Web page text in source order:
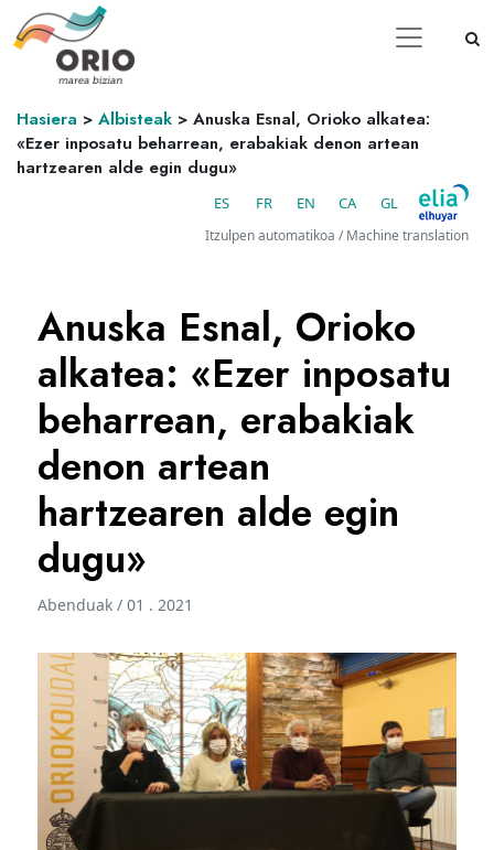
Hasiera > Albisteak > Anuska Esnal, Orioko alkatea:
«Ezer inposatu beharrean, erabakiak denon artean
hartzearen alde egin dugu»
ES FR EN CA GL
Itzulpen automatikoa / Machine translation
Anuska Esnal, Orioko
alkatea: «Ezer inposatu
beharrean, erabakiak
denon artean
hartzearen alde egin
dugu»
Abenduak / 01 . 2021